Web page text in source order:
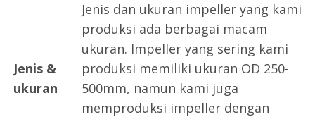
Jenis &
ukuran
Jenis dan ukuran impeller yang kami
produksi ada berbagai macam
ukuran. Impeller yang sering kami
produksi memiliki ukuran OD 250-
500mm, namun kami juga
memproduksi impeller dengan